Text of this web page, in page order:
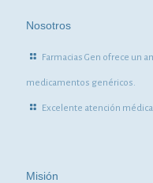
Nosotros
Farmacias Gen ofrece un
medicamentos genéricos.
Excelente atención
Misión